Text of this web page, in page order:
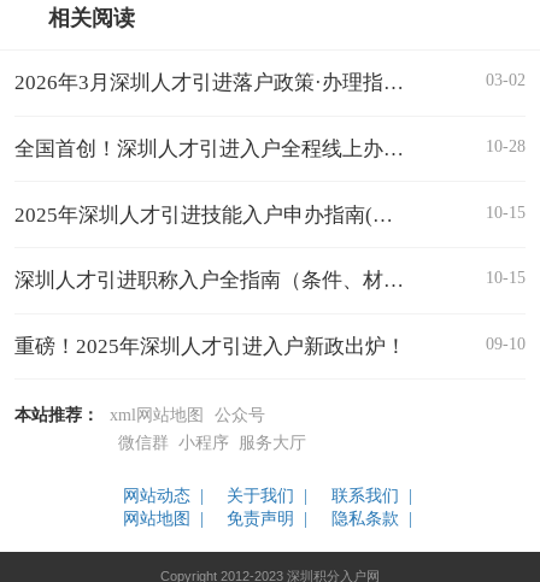
相关阅读
2026年3月深圳人才引进落户政策·办理指南（全年可办） 03-02
全国首创！深圳人才引进入户全程线上办理，最快半小时搞定 10-28
2025年深圳人才引进技能入户申办指南(条件、材料、流程、补贴、类型) 10-15
深圳人才引进职称入户全指南（条件、材料、流程、职称类型） 10-15
重磅！2025年深圳人才引进入户新政出炉！ 09-10
本站推荐： xml网站地图
公众号
微信群 小程序 服务大厅
网站动态 | 关于我们 |
联系我们 |
网站地图 |
免责声明 | 隐私条款 |
Copyright 2012-2023 深圳积分入户网